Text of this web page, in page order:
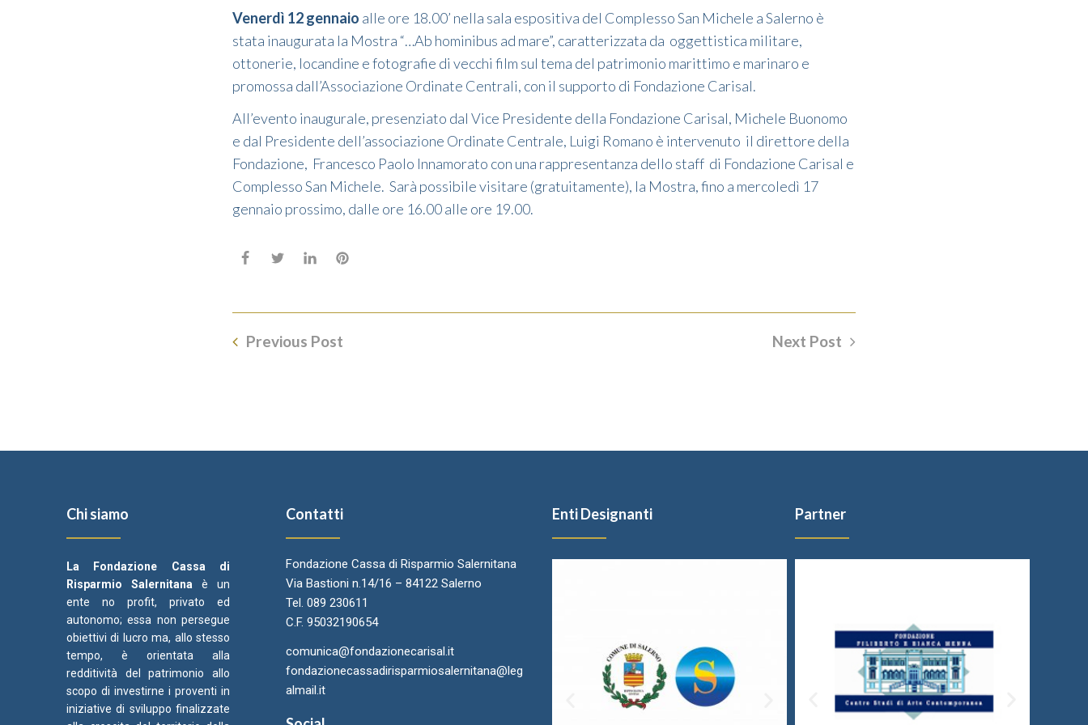
Venerdì 12 gennaio alle ore 18.00’ nella sala espositiva del Complesso San Michele a Salerno è
stata inaugurata la Mostra “…Ab hominibus ad mare”, caratterizzata da oggettistica militare,
ottonerie, locandine e fotografie di vecchi film sul tema del patrimonio marittimo e marinaro e
promossa dall’Associazione Ordinate Centrali, con il supporto di Fondazione Carisal.
All’evento inaugurale, presenziato dal Vice Presidente della Fondazione Carisal, Michele Buonomo
e dal Presidente dell’associazione Ordinate Centrale, Luigi Romano è intervenuto il direttore della
Fondazione, Francesco Paolo Innamorato con una rappresentanza dello staff di Fondazione Carisal e
Complesso San Michele. Sarà possibile visitare (gratuitamente), la Mostra, fino a mercoledì 17
gennaio prossimo, dalle ore 16.00 alle ore 19.00.
Previous Post Next Post
Chi siamo
La Fondazione Cassa di
Risparmio Salernitana è un
ente no profit, privato ed
autonomo; essa non persegue
obiettivi di lucro ma, allo stesso
tempo, è orientata alla
redditività del patrimonio allo
scopo di investirne i proventi in
iniziative di sviluppo finalizzate
Contatti
Fondazione Cassa di Risparmio Salernitana
Via Bastioni n.14/16 – 84122 Salerno
Tel. 089 230611
C.F. 95032190654
comunica@fondazionecarisal.it
fondazionecassadirisparmiosalernitana@leg
almail.it
Enti Designanti Partner